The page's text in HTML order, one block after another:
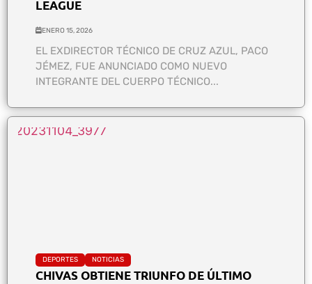
LEAGUE
ENERO 15, 2026
EL EXDIRECTOR TÉCNICO DE CRUZ AZUL, PACO
JÉMEZ, FUE ANUNCIADO COMO NUEVO
INTEGRANTE DEL CUERPO TÉCNICO...
DEPORTES NOTICIAS
CHIVAS OBTIENE TRIUNFO DE ÚLTIMO